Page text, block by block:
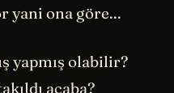
yani ona göre...
yapmış olabilir?
acaba?